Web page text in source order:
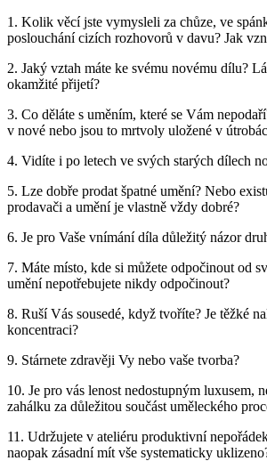
1. Kolik věcí jste vymysleli za chůze, ve
poslouchání cizích rozhovorů v davu? Jak
2. Jaký vztah máte ke svému novému dílu?
okamžité přijetí?
3. Co děláte s uměním, které se Vám
v nové nebo jsou to mrtvoly uložené v
4. Vidíte i po letech ve svých starých dílech
5. Lze dobře prodat špatné umění? Nebo
prodavači a umění je vlastně vždy dobré?
6. Je pro Vaše vnímání díla důležitý názor
7. Máte místo, kde si můžete odpočinout od
umění nepotřebujete nikdy odpočinout?
8. Ruší Vás sousedé, když tvoříte? Je těžké
koncentraci?
9. Stárnete zdravěji Vy nebo vaše tvorba?
10. Je pro vás lenost nedostupným luxusem,
zahálku za důležitou součást uměleckého
11. Udržujete v ateliéru produktivní
naopak zásadní mít vše systematicky